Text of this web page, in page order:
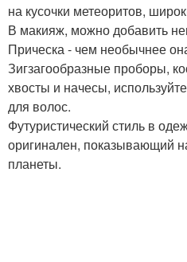
на кусочки метеоритов,
В макияж, можно добавить
Прическа - чем необычнее
Зигзагообразные проборы,
хвосты и начесы,
для волос.
Футуристический стиль в
оригинален, показывающий
планеты.